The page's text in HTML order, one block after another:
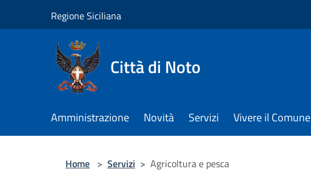
Regione Siciliana
Città di Noto
Amministrazione Novità Servizi Vivere il Comune
Home > Servizi > Agricoltura e pesca